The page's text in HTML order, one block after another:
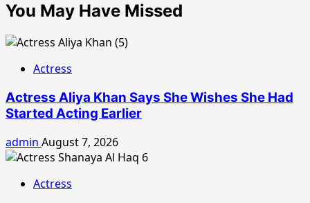
You May Have Missed
Actress
Actress Aliya Khan Says She Wishes She Had
Started Acting Earlier
admin August 7, 2026
Actress